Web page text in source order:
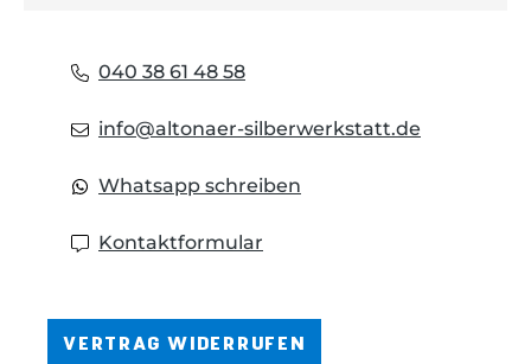
040 38 61 48 58
info@altonaer-silberwerkstatt.de
Whatsapp schreiben
Kontaktformular
VERTRAG WIDERRUFEN